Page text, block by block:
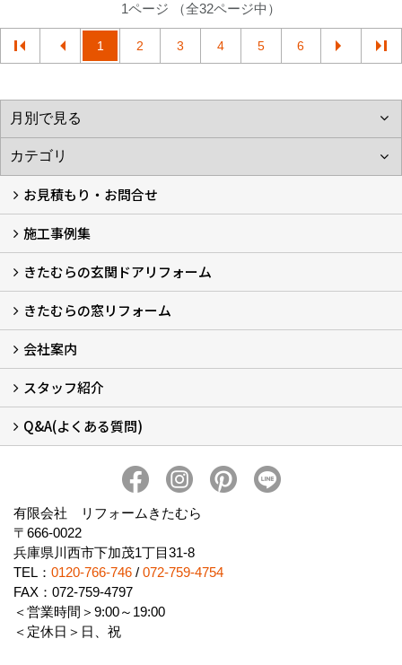
1ページ （全32ページ中）
1 2 3 4 5 6
お見積もり・お問合せ
LINEで概算見積もり
チャットで質問
問い合わせフォームから
オンライン相談
電話で相談
無料現地調査をご希望の方
施工事例集
玄関ドアリフォーム
玄関引戸リフォーム
勝手口ドアリフォーム
窓リフォーム
きたむらの玄関ドアリフォーム
玄関ドアリフォームについて
リシェントについて (23)
・玄関ドアバリエーション (52)
・玄関引戸バリエーション (44)
・勝手口ドアバリエーション (11)
安心の自社施工
無料点検
保証について
価格について
概算見積について (2)
きたむらの窓リフォーム
窓リフォームについて (5)
・内窓設置-LIXILインプラス
・内窓設置-AGCまどまど
・窓交換
・エコガラス交換
・防犯・防災ガラス交換
会社案内
会社概要 (2)
ブログ
アクセス
施工エリア
施工までの流れ
SNSインフォメーション
チャット機能
オンライン打合わせ
補助金について (2)
スタッフ紹介
スタッフ紹介
Q&A(よくある質問)
有限会社 リフォームきたむら
〒666-0022
兵庫県川西市下加茂1丁目31-8
TEL： 0120-766-746 / 072-759-4754
FAX：072-759-4797
＜営業時間＞9:00～19:00
＜定休日＞日、祝